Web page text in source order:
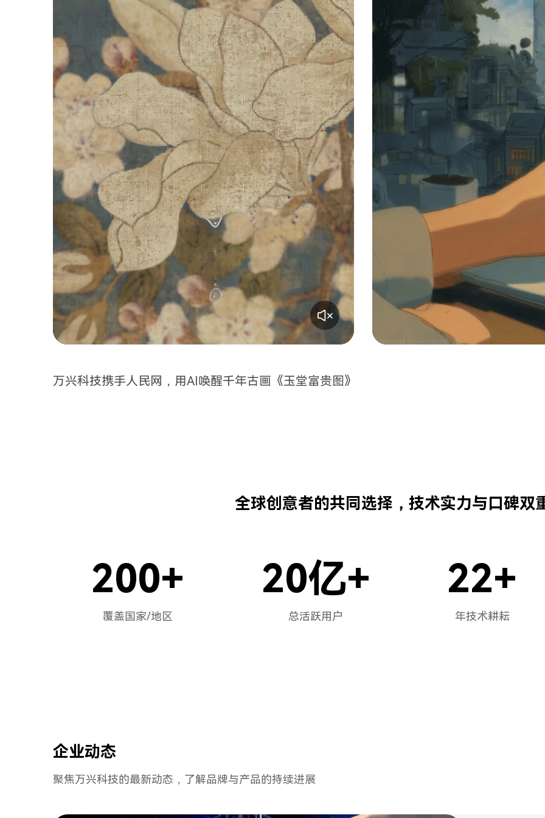
万兴科技携手人民网，用AI唤醒千年古画《玉堂富贵图》
全球创意者的共同选择 ， 技术实力与口碑双
200+
覆盖国家/地区
20亿+
总活跃用户
22+
年技术耕耘
企业动态
聚焦万兴科技的最新动态 ， 了解品牌与产品的持续进展